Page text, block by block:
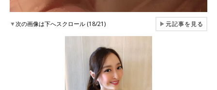
▼次の画像は下へスクロール (18/21) ▶元記事を見る